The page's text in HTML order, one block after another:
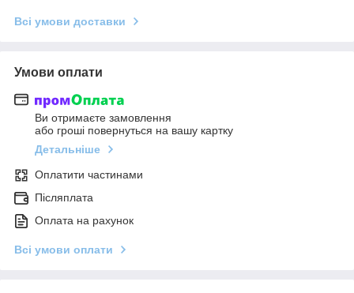
Всі умови доставки
Умови оплати
Ви отримаєте замовлення
або гроші повернуться на вашу картку
Детальніше
Оплатити частинами
Післяплата
Оплата на рахунок
Всі умови оплати